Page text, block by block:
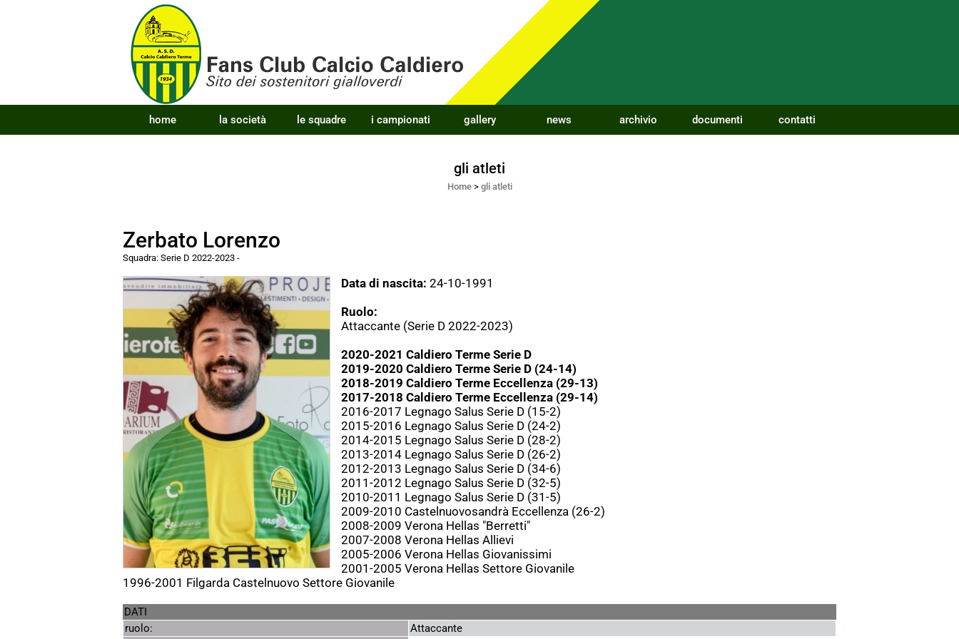
home la società le squadre i campionati gallery news archivio documenti contatti
gli atleti
Home> gli atleti
Zerbato Lorenzo
Squadra: Serie D 2022-2023 -
Data di nascita: 24-10-1991
Ruolo:
Attaccante (Serie D 2022-2023)
2020-2021 Caldiero Terme Serie D
2019-2020 Caldiero Terme Serie D (24-14)
2018-2019 Caldiero Terme Eccellenza (29-13)
2017-2018 Caldiero Terme Eccellenza (29-14)
2016-2017 Legnago Salus Serie D (15-2)
2015-2016 Legnago Salus Serie D (24-2)
2014-2015 Legnago Salus Serie D (28-2)
2013-2014 Legnago Salus Serie D (26-2)
2012-2013 Legnago Salus Serie D (34-6)
2011-2012 Legnago Salus Serie D (32-5)
2010-2011 Legnago Salus Serie D (31-5)
2009-2010 Castelnuovosandrà Eccellenza (26-2)
2008-2009 Verona Hellas "Berretti"
2007-2008 Verona Hellas Allievi
2005-2006 Verona Hellas Giovanissimi
2001-2005 Verona Hellas Settore Giovanile
1996-2001 Filgarda Castelnuovo Settore Giovanile
DATI
ruolo:
Attaccante